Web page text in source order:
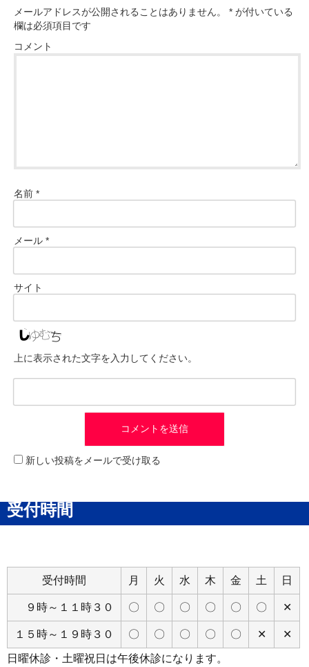
メールアドレスが公開されることはありません。 * が付いている
欄は必須項目です
コメント
名前 *
メール *
サイト
上に表示された文字を入力してください。
新しい投稿をメールで受け取る
受付時間
受付時間 月 火 水 木 金 土 日
９時～１１時３０ 〇 〇 〇 〇 〇 〇 ✕
１５時～１９時３０ 〇 〇 〇 〇 〇 ✕ ✕
日曜休診・土曜祝日は午後休診になります。